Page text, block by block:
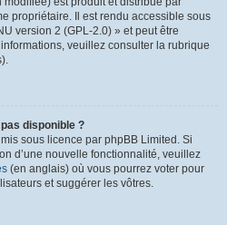
propriétaire. Il est rendu accessible sous
version 2 (GPL-2.0) » et peut être
veuillez consulter la rubrique
disponible ?
sous licence par phpBB Limited. Si
d’une nouvelle fonctionnalité, veuillez
(en anglais) où vous pourrez voter pour
et suggérer les vôtres.